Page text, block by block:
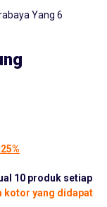
Yang 6
10 produk setiap
kotor yang didapat